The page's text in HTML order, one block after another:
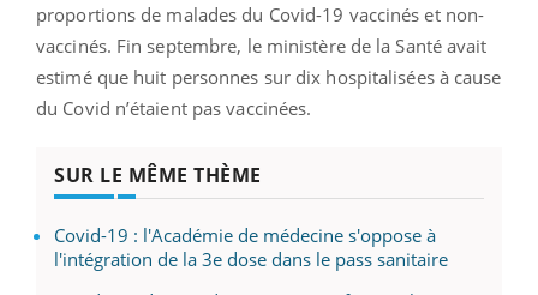
proportions de malades du Covid-19 vaccinés et non-
vaccinés. Fin septembre, le ministère de la Santé avait
estimé que huit personnes sur dix hospitalisées à cause
du Covid n’étaient pas vaccinées.
SUR LE MÊME THÈME
Covid-19 : l'Académie de médecine s'oppose à
l'intégration de la 3e dose dans le pass sanitaire